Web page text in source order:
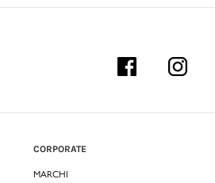
CORPORATE
MARCHI